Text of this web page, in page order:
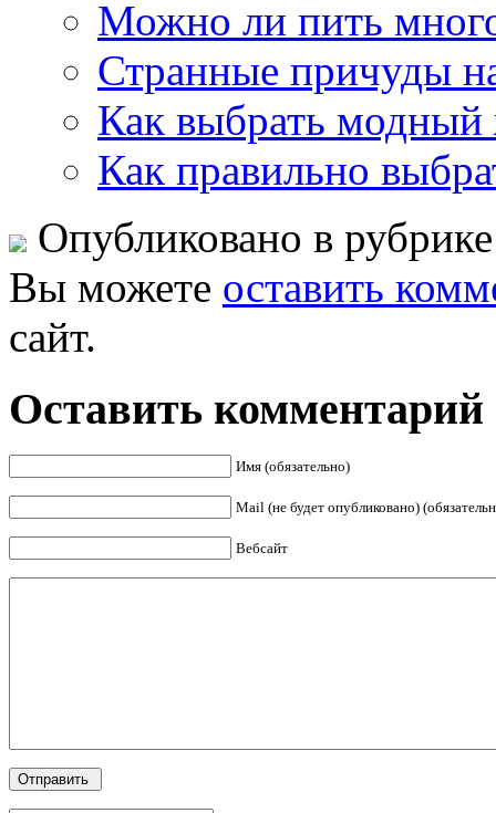
Можно ли пить
Странные причуды
Как выбрать модный
Как правильно
Опубликовано в
Вы можете оставить
сайт.
Оставить комментарий
Имя (обязательно)
Mail (не будет опубликовано)
Вебсайт